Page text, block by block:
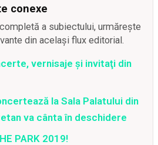
conexe
a subiectului, urmărește
din același flux editorial.
vernisaje şi invitaţi din
la Sala Palatului din
va cânta în deschidere
PARK 2019!